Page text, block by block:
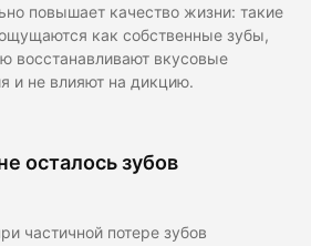
повышает качество жизни: такие
как собственные зубы,
восстанавливают вкусовые
и не влияют на дикцию.
осталось зубов
частичной потере зубов